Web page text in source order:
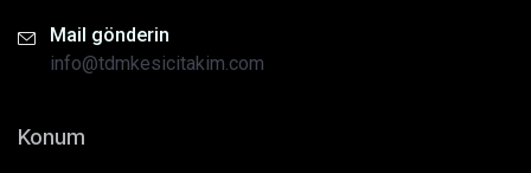
Mail gönderin
info@tdmkesicitakim.com
Konum